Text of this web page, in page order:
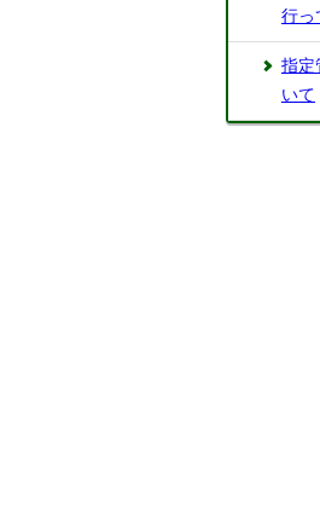
行っ
指定
いて